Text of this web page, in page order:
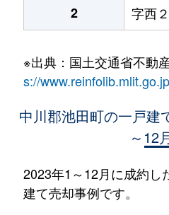
2
字西
※出典：国土交通省不動
s://
中川郡池田町の一戸建
～12
2023年1～12月に成約し
建て売却事例です。